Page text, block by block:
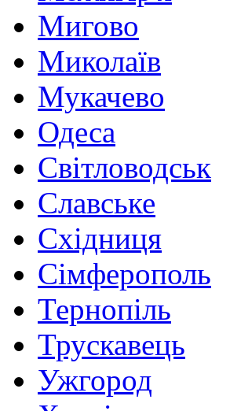
Мигово
Миколаїв
Мукачево
Одеса
Світловодськ
Славське
Східниця
Сімферополь
Тернопіль
Трускавець
Ужгород